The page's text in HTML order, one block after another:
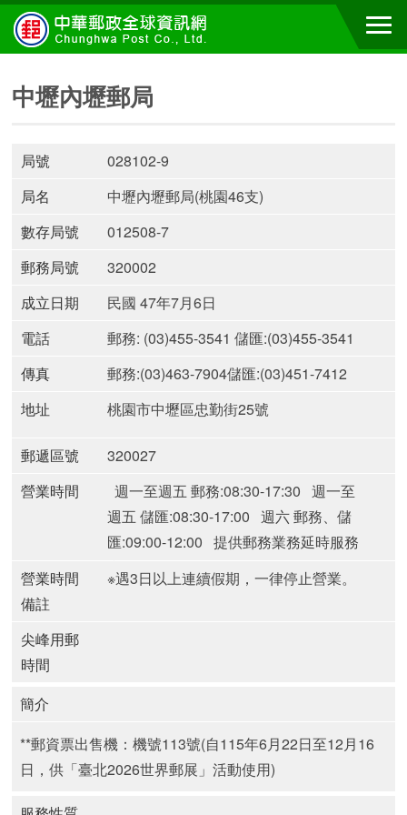
中壢內壢郵局
局號
028102-9
局名
中壢內壢郵局(桃園46支)
數存局號
012508-7
郵務局號
320002
成立日期
民國 47年7月6日
電話
郵務: (03)455-3541 儲匯:(03)455-3541
傳真
郵務:(03)463-7904儲匯:(03)451-7412
地址
桃園市中壢區忠勤街25號
郵遞區號
320027
營業時間
週一至週五 郵務:08:30-17:30 週一至
週五 儲匯:08:30-17:00 週六 郵務、儲
匯:09:00-12:00 提供郵務業務延時服務
郵局(週一至週五)
營業時間
備註
※遇3日以上連續假期，一律停止營業。
尖峰用郵
時間
簡介
**郵資票出售機：機號113號(自115年6月22日至12月16
日，供「臺北2026世界郵展」活動使用)